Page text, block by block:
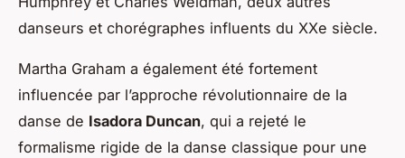
danseurs et chorégraphes influents du XXe siècle.
Martha Graham a également été fortement
influencée par l’approche révolutionnaire de la
danse de Isadora Duncan, qui a rejeté le
formalisme rigide de la danse classique pour une